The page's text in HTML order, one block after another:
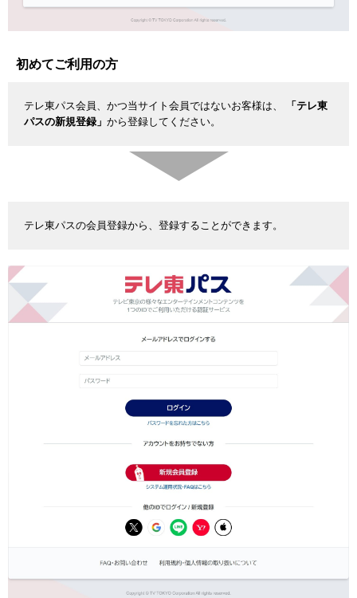
初めてご利用の方
テレ東パス会員、かつ当サイト会員ではないお客様は、
「テレ東
パスの新規登録」 から登録してください。
テレ東パスの会員登録から、登録することができます。